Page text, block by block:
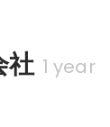
社 1 year